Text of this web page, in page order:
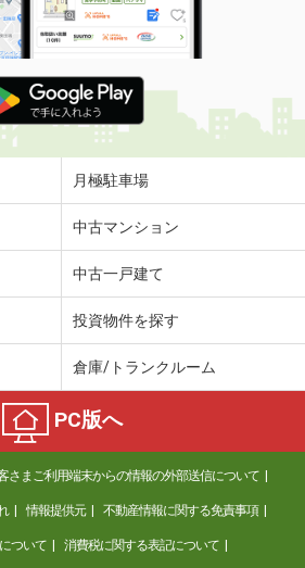
月極駐車場
中古マンション
中古一戸建て
投資物件を探す
倉庫/トランクルーム
PC版へ
さまご利用端末からの情報の外部送信について
情報提供元 不動産情報に関する免責事項
ついて 消費税に関する表記について